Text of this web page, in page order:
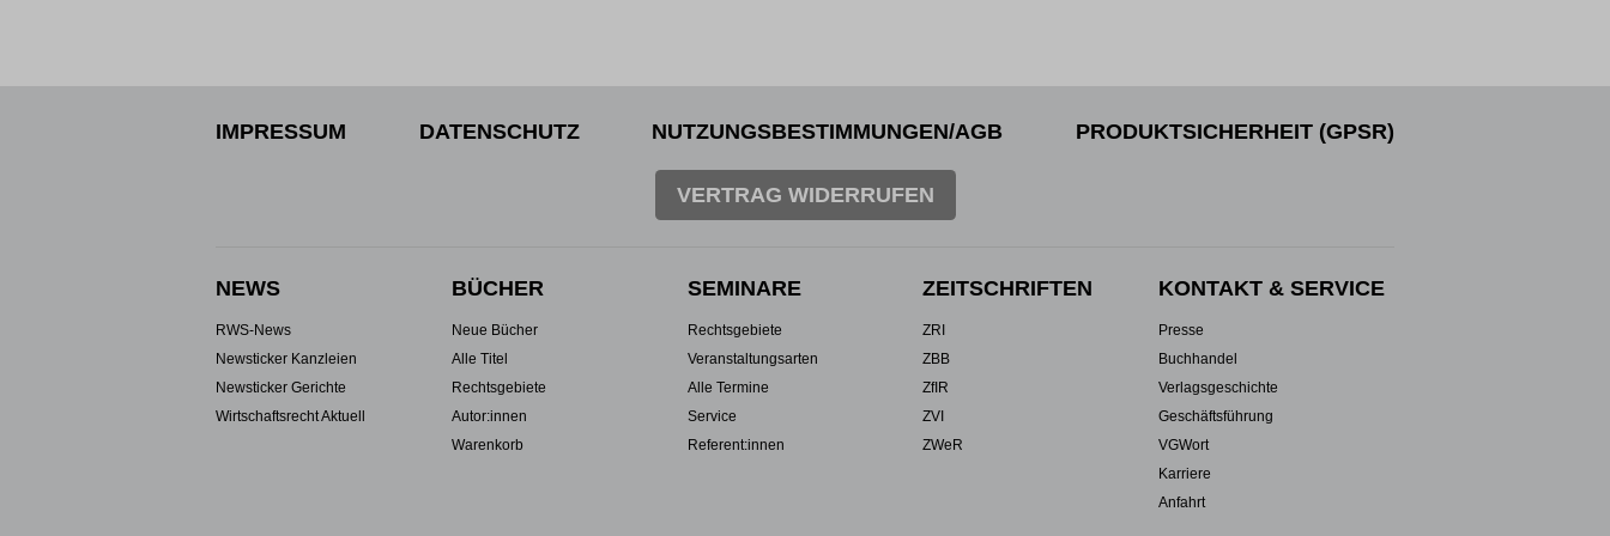
IMPRESSUM DATENSCHUTZ NUTZUNGSBESTIMMUNGEN/AGB PRODUKTSICHERHEIT (GPSR)
VERTRAG WIDERRUFEN
NEWS
RWS-News
Newsticker Kanzleien
Newsticker Gerichte
Wirtschaftsrecht Aktuell
BÜCHER
Neue Bücher
Alle Titel
Rechtsgebiete
Autor:innen
Warenkorb
SEMINARE
Rechtsgebiete
Veranstaltungsarten
Alle Termine
Service
Referent:innen
ZEITSCHRIFTEN
ZRI
ZBB
ZfIR
ZVI
ZWeR
KONTAKT & SERVICE
Presse
Buchhandel
Verlagsgeschichte
Geschäftsführung
VGWort
Karriere
Anfahrt